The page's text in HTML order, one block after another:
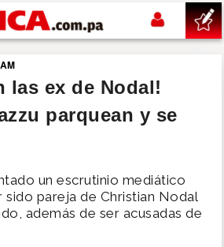
las ex de Nodal!
parquean y se
un escrutinio mediático
sido pareja de Christian Nodal
además de ser acusadas de